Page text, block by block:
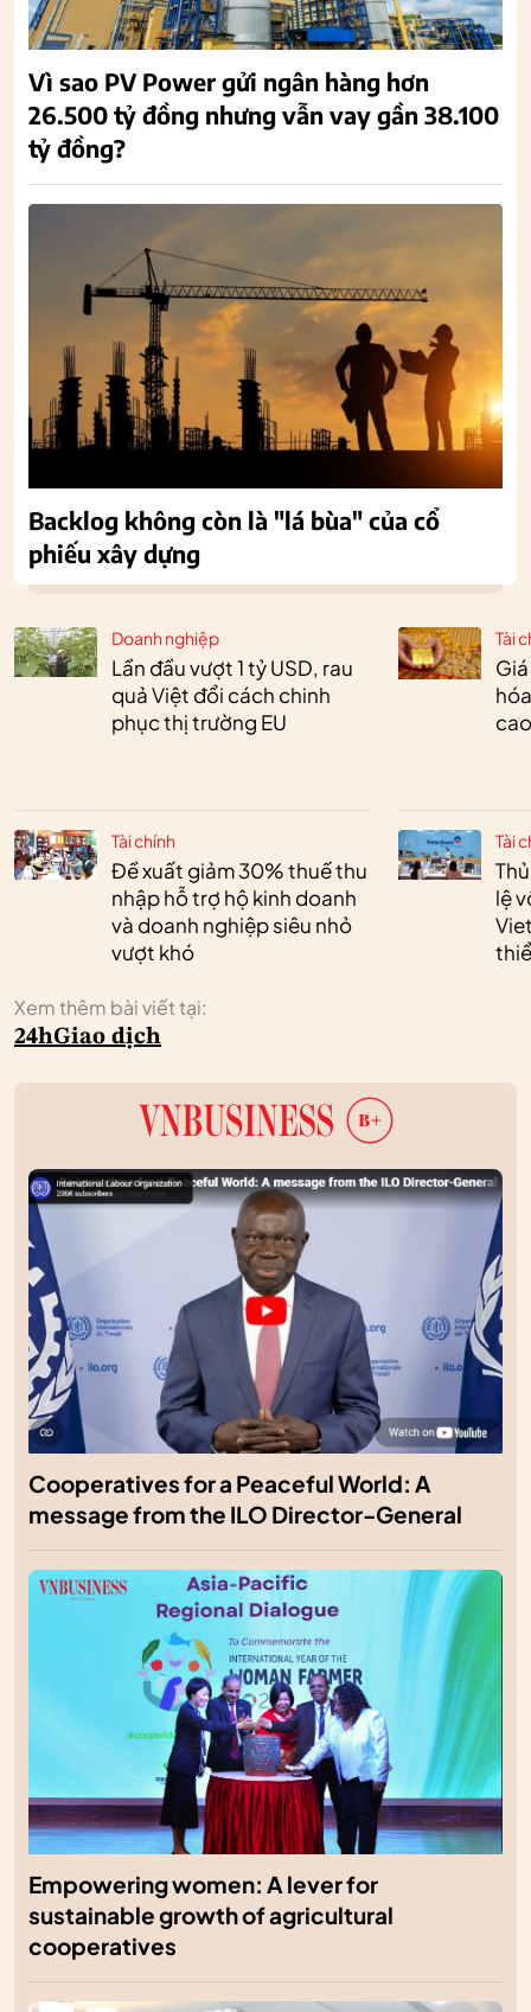
Doanh nghiệp
Lần đầu vượt 1 tỷ USD, rau
quả Việt đổi cách chinh
phục thị trường EU
Tài chính
Đề xuất giảm 30% thuế thu
nhập hỗ trợ hộ kinh doanh
và doanh nghiệp siêu nhỏ
vượt khó
Tài
Tài
lệ
Xem thêm bài viết tại:
24hGiao dịch
Vì sao PV Power gửi ngân hàng hơn
26.500 tỷ đồng nhưng vẫn vay gần 38.100
tỷ đồng?
Backlog không còn là "lá bùa" của cổ
phiếu xây dựng
Cooperatives for a Peaceful World: A
message from the ILO Director-General
Empowering women: A lever for
sustainable growth of agricultural
cooperatives